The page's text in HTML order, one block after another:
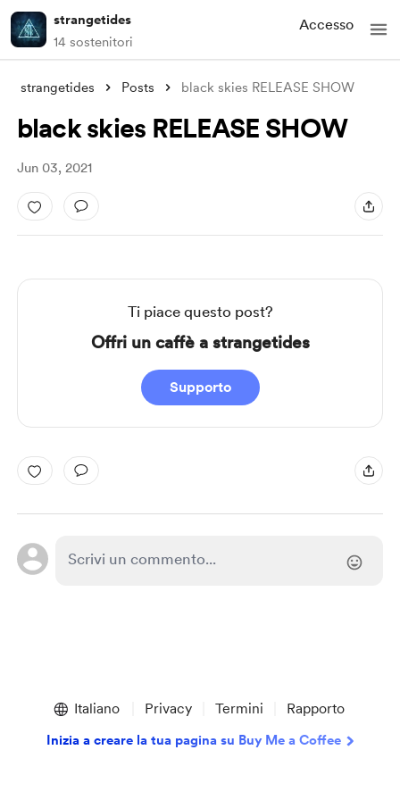
strangetides
14 sostenitori
Accesso
strangetides Posts black skies RELEASE SHOW
black skies RELEASE SHOW
Jun 03, 2021
Ti piace questo post?
Offri un caffè a strangetides
Supporto
Italiano Privacy Termini Rapporto
Inizia a creare la tua pagina su Buy Me a Coffee